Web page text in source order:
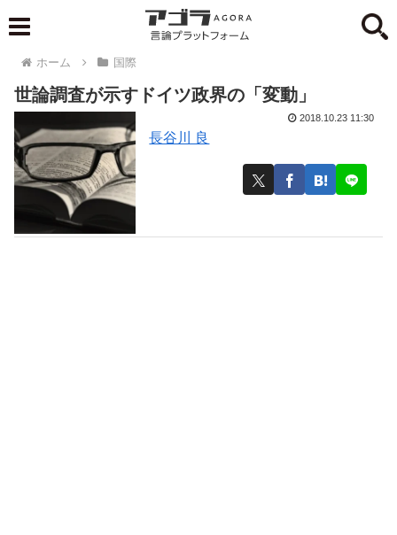
ホーム 国際
世論調査が示すドイツ政界の「変動」
長谷川 良
2018.10.23 11:30